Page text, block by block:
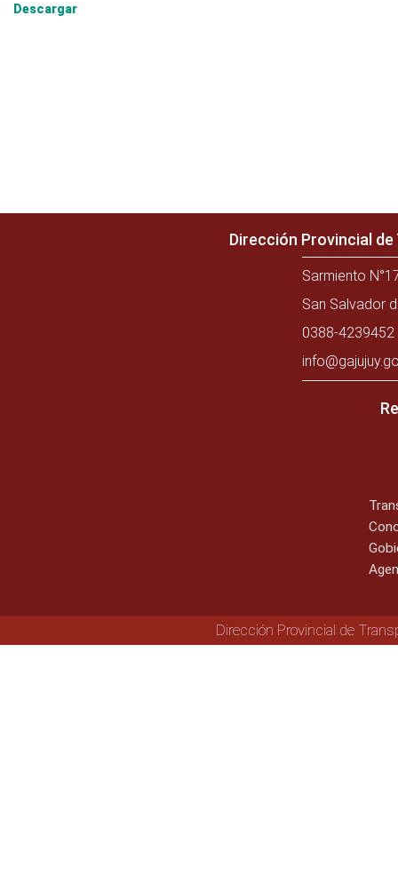
Descargar
Dirección Provincial
Sarmiento
San Salvador
0388-
Dirección Provincial de